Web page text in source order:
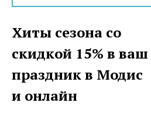
Хиты сезона со
скидкой 15% в ваш
праздник в Модис
и онлайн